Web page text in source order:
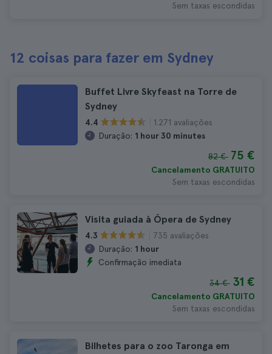
Sem taxas escondidas
12 coisas para fazer em Sydney
Buffet Livre Skyfeast na Torre de
Sydney
4.4
1.271 avaliações
Duração: 1 hour 30 minutes
82 € 75 €
Cancelamento GRATUITO
Sem taxas escondidas
Visita guiada à Ópera de Sydney
4.3
735 avaliações
Duração: 1 hour
Confirmação imediata
34 € 31 €
Cancelamento GRATUITO
Sem taxas escondidas
Bilhetes para o zoo Taronga em